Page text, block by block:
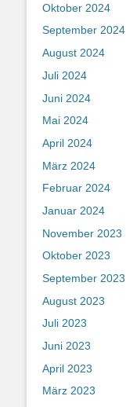
Oktober 2024
September 2024
August 2024
Juli 2024
Juni 2024
Mai 2024
April 2024
März 2024
Februar 2024
Januar 2024
November 2023
Oktober 2023
September 2023
August 2023
Juli 2023
Juni 2023
April 2023
März 2023